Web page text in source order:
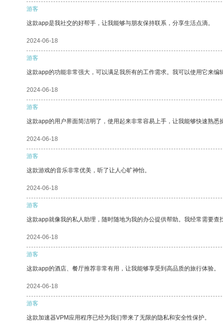
游客
这款app是我社交的好帮手，让我能够与朋友保持联系，分享生活点滴。
2024-06-18
游客
这款app的功能非常强大，可以满足我所有的工作需求。我可以使用它来编
2024-06-18
游客
这款app的用户界面简洁明了，使用起来非常容易上手，让我能够快速熟悉
2024-06-18
游客
这款游戏的音乐非常优美，听了让人心旷神怡。
2024-06-18
游客
这款app就像我的私人助理，随时随地为我的办公提供帮助。我经常需要
2024-06-18
游客
这款app的酒店、餐厅推荐非常有用，让我能够享受到高品质的旅行体验。
2024-06-18
游客
这款加速器VPM应用程序已经为我们带来了无限的隐私和安全性保护。